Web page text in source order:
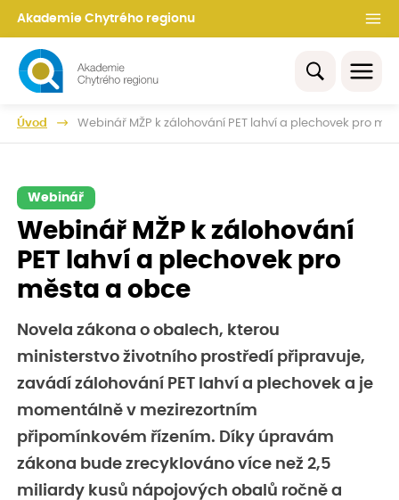
Akademie Chytrého regionu
Úvod Webinář MŽP k zálohování PET lahví a plechovek pro
Webinář
Webinář MŽP k zálohování
PET lahví a plechovek pro
města a obce
Novela zákona o obalech, kterou
ministerstvo životního prostředí připravuje,
zavádí zálohování PET lahví a plechovek a je
momentálně v mezirezortním
připomínkovém řízením. Díky úpravám
zákona bude zrecyklováno více než 2,5
miliardy kusů nápojových obalů ročně a